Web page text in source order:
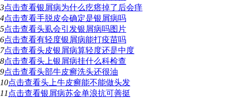
3点击查看银屑病为什么疙瘩掉了后会痒
4点击查看手脱皮会确定是银屑病吗
5点击查看头虱会引发银屑病吗图片
6点击查看有轻度银屑病能打疫苗吗
7点击查看头皮银屑病算轻度还是中度
8点击查看头上银屑病挂什么科检查
9点击查看头部牛皮癣洗头还很油
10点击查看头上牛皮癣能不能做头发
11 点击查看银屑病苏金单浪抗可善挺